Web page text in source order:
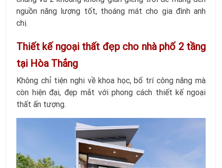
nguồn năng lượng tốt, thoáng mát cho gia đình anh
chị.
Thiết kế ngoại thất đẹp cho nhà phố 2 tầng
tại Hòa Thắng
Không chỉ tiện nghi về khoa học, bố trí công năng mà
còn hiện đại, đẹp mắt với phong cách thiết kế ngoại
thất ấn tượng.